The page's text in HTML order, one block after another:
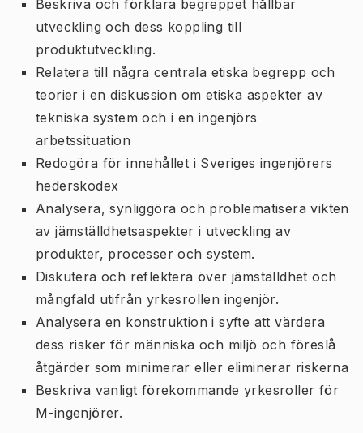
Beskriva och förklara begreppet hållbar
utveckling och dess koppling till
produktutveckling.
Relatera till några centrala etiska begrepp och
teorier i en diskussion om etiska aspekter av
tekniska system och i en ingenjörs
arbetssituation
Redogöra för innehållet i Sveriges ingenjörers
hederskodex
Analysera, synliggöra och problematisera vikten
av jämställdhetsaspekter i utveckling av
produkter, processer och system.
Diskutera och reflektera över jämställdhet och
mångfald utifrån yrkesrollen ingenjör.
Analysera en konstruktion i syfte att värdera
dess risker för människa och miljö och föreslå
åtgärder som minimerar eller eliminerar riskerna
Beskriva vanligt förekommande yrkesroller för
M-ingenjörer.